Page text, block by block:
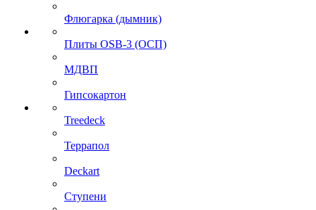
Флюгарка (дымник)
Плиты OSB-3 (ОСП)
МДВП
Гипсокартон
Treedeck
Террапол
Deckart
Ступени